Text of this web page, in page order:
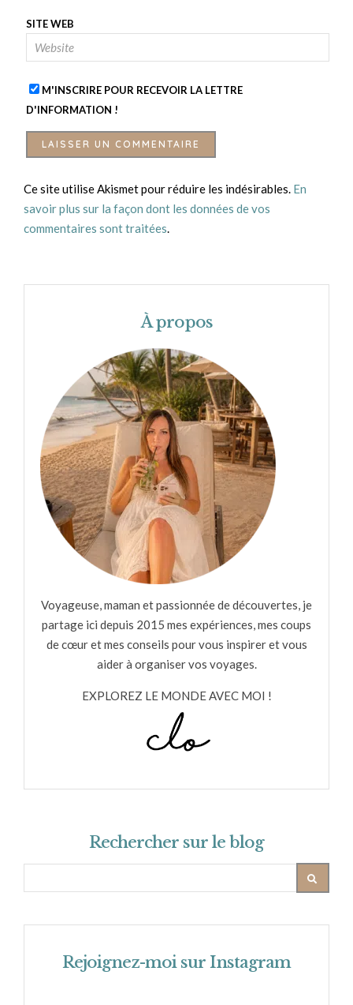
SITE WEB
M'INSCRIRE POUR RECEVOIR LA LETTRE
D'INFORMATION !
Ce site utilise Akismet pour réduire les indésirables. En
savoir plus sur la façon dont les données de vos
commentaires sont traitées.
À propos
Voyageuse, maman et passionnée de découvertes, je
partage ici depuis 2015 mes expériences, mes coups
de cœur et mes conseils pour vous inspirer et vous
aider à organiser vos voyages.
EXPLOREZ LE MONDE AVEC MOI !
Rechercher sur le blog
Rejoignez-moi sur Instagram